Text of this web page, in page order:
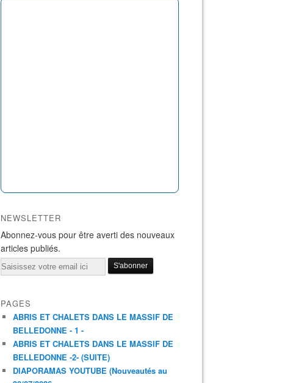
NEWSLETTER
Abonnez-vous pour être averti des nouveaux
articles publiés.
Email
PAGES
ABRIS ET CHALETS DANS LE MASSIF DE
BELLEDONNE - 1 -
ABRIS ET CHALETS DANS LE MASSIF DE
BELLEDONNE -2- (SUITE)
DIAPORAMAS YOUTUBE (Nouveautés au